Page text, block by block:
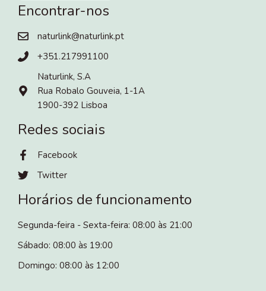
Encontrar-nos
naturlink@naturlink.pt
+351.217991100
Naturlink, S.A
Rua Robalo Gouveia, 1-1A
1900-392 Lisboa
Redes sociais
Facebook
Twitter
Horários de funcionamento
Segunda-feira - Sexta-feira: 08:00 às 21:00
Sábado: 08:00 às 19:00
Domingo: 08:00 às 12:00